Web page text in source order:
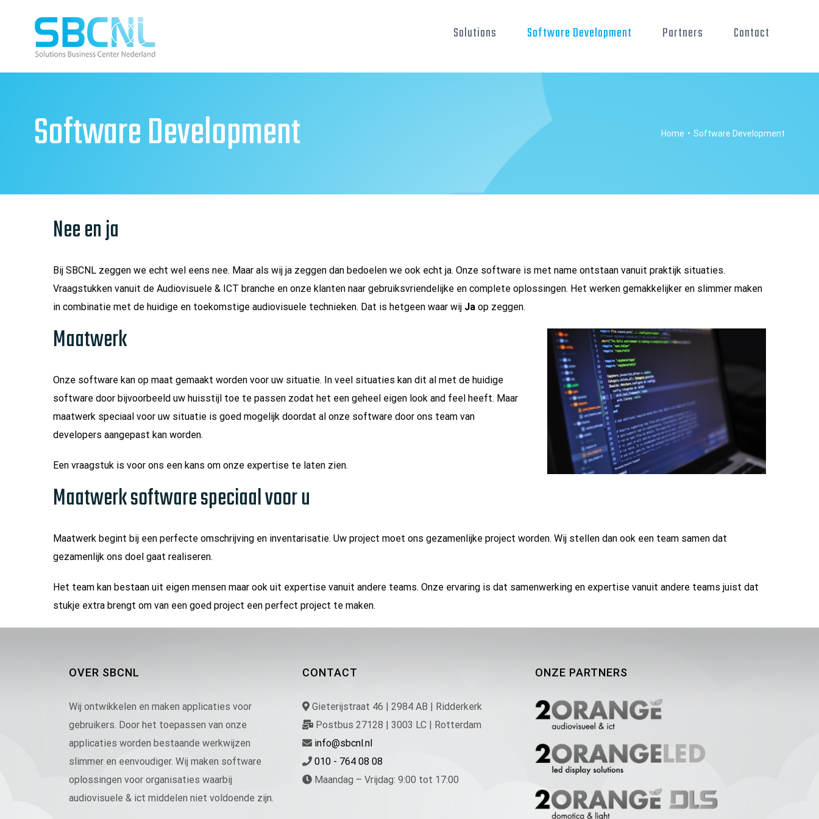
Solutions Software Development Partners Contact
Software Development Home • Software Development
Nee en ja
Bij SBCNL zeggen we echt wel eens nee. Maar als wij ja zeggen dan bedoelen we ook echt ja. Onze software is met name ontstaan vanuit praktijk situaties.
Vraagstukken vanuit de Audiovisuele & ICT branche en onze klanten naar gebruiksvriendelijke en complete oplossingen. Het werken gemakkelijker en slimmer maken
in combinatie met de huidige en toekomstige audiovisuele technieken. Dat is hetgeen waar wij Jaop zeggen.
Maatwerk
Onze software kan op maat gemaakt worden voor uw situatie. In veel situaties kan dit al met de huidige
software door bijvoorbeeld uw huisstijl toe te passen zodat het een geheel eigen look and feel heeft. Maar
maatwerk speciaal voor uw situatie is goed mogelijk doordat al onze software door ons team van
developers aangepast kan worden.
Een vraagstuk is voor ons een kans om onze expertise te laten zien.
Maatwerk software speciaal voor u
Maatwerk begint bij een perfecte omschrijving en inventarisatie. Uw project moet ons gezamenlijke project worden. Wij stellen dan ook een team samen dat
gezamenlijk ons doel gaat realiseren.
Het team kan bestaan uit eigen mensen maar ook uit expertise vanuit andere teams. Onze ervaring is dat samenwerking en expertise vanuit andere teams juist dat
stukje extra brengt om van een goed project een perfect project te maken.
OVER SBCNL
Wij ontwikkelen en maken applicaties voor
gebruikers. Door het toepassen van onze
applicaties worden bestaande werkwijzen
slimmer en eenvoudiger. Wij maken software
oplossingen voor organisaties waarbij
audiovisuele & ict middelen niet voldoende zijn.
CONTACT
Gieterijstraat 46 | 2984 AB | Ridderkerk
Postbus 27128 | 3003 LC | Rotterdam
info@sbcnl.nl
010 - 764 08 08
Maandag – Vrijdag: 9:00 tot 17:00
ONZE PARTNERS